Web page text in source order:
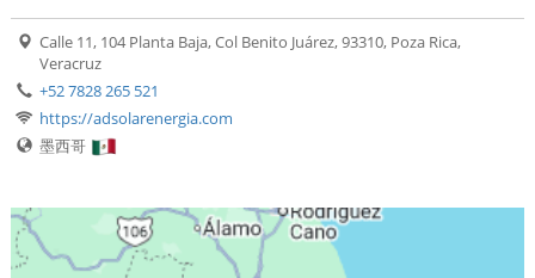
Calle 11, 104 Planta Baja, Col Benito Juárez, 93310, Poza Rica,
Veracruz
+52 7828 265 521
https://adsolarenergia.com
墨西哥